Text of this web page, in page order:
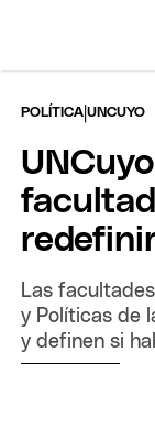
POLÍTICA |UNCUYO
Las
y Políticas de
y definen si